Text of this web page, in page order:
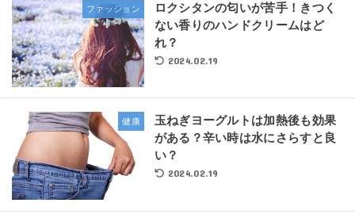
ファッション
ロクシタンの匂いが苦手！きつく
ない香りのハンドクリームはど
れ？
2024.02.19
健康
玉ねぎヨーグルトは加熱後も効果
がある？辛い時は水にさらすと良
い？
2024.02.19